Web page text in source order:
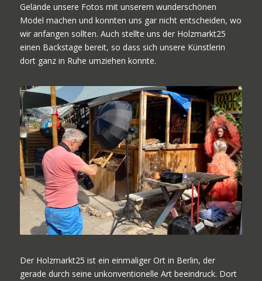
Gelände unsere Fotos mit unserem wunderschönen
Model machen und konnten uns gar nicht entscheiden, wo
wir anfangen sollten. Auch stellte uns der Holzmarkt25
einen Backstage bereit, so dass sich unsere Künstlerin
dort ganz in Ruhe umziehen konnte.
Der Holzmarkt25 ist ein einmaliger Ort in Berlin, der
gerade durch seine unkonventionelle Art beeindruck. Dort